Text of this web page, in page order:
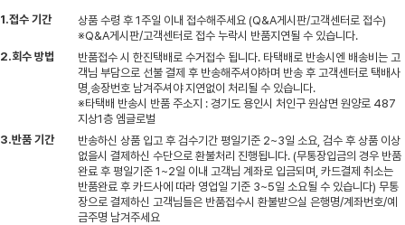
1.접수 기간
상품 수령 후 1주일 이내 접수해주세요 (Q&A게시판/고객센터로 접수)
※Q&A게시판/고객센터로 접수 누락시 반품지연될 수 있습니다.
2.회수 방법
반품접수 시 한진택배로 수거접수 됩니다. 타택배로 반송시엔 배송비는 고
객님 부담으로 선불 결제 후 반송해주셔야하며 반송 후 고객센터로 택배사
명,송장번호 남겨주셔야 지연없이 처리될 수 있습니다.
※타택배 반송시 반품 주소지 : 경기도 용인시 처인구 원삼면 원양로 487
지상1층 엠글로벌
3.반품 기간
반송하신 상품 입고 후 검수기간 평일기준 2~3일 소요, 검수 후 상품 이상
없을시 결제하신 수단으로 환불처리 진행됩니다. (무통장입금의 경우 반품
완료 후 평일기준 1~2일 이내 고객님 계좌로 입금되며, 카드결제 취소는
반품완료 후 카드사에 따라 영업일 기준 3~5일 소요될 수 있습니다) 무통
장으로 결제하신 고객님들은 반품접수시 환불받으실 은행명/계좌번호/예
금주명 남겨주세요